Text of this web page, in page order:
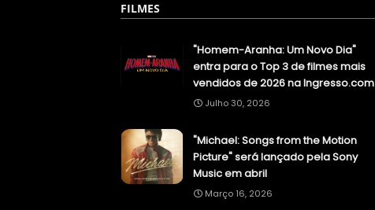
FILMES
"Homem-Aranha: Um Novo Dia"
entra para o Top 3 de filmes mais
vendidos de 2026 na Ingresso.com
Julho 30, 2026
"Michael: Songs from the Motion
Picture" será lançado pela Sony
Music em abril
Março 16, 2026